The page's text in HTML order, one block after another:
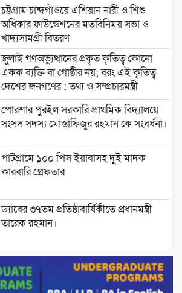
চট্টগ্রাম চান্দগাঁওয়ে এশিয়ান নারী ও শিশু
অধিকার ফাউন্ডেশনের মতবিনিময় সভা ও
খাদ্যসামগ্রী বিতরণ
জুলাই গণঅভ্যুত্থানের প্রকৃত কৃতিত্ব কোনো
একক ব্যক্তি বা গোষ্ঠীর নয়; বরং এই কৃতিত্ব
দেশের জনগণের : তথ্য ও সম্প্রচারমন্ত্রী
পোরশার পুরইল সরকারি প্রাথমিক বিদ্যালয়ে
সংসদ সদস্য মোস্তাফিজুর রহমান কে সংবর্ধনা।
পাটগ্রামে ১০০ পিস ইয়াবাসহ দুই মাদক
কারবারি গ্রেফতার
ড্যাবের ৩৭তম প্রতিষ্ঠাবার্ষিকীতে প্রধানমন্ত্রী
তারেক রহমান।
চন্দনাইশের হাশিমপুর ৪ নং ওয়ার্ডে ৫’শতাধিক
হতদরিদ্র পরিবারের মাঝে খাদ্যসামগ্রী বিতরণ
করেন মনজুর মোরশেদ